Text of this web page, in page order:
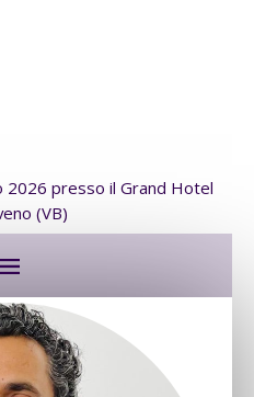
2026 presso il Grand Hotel
(VB)